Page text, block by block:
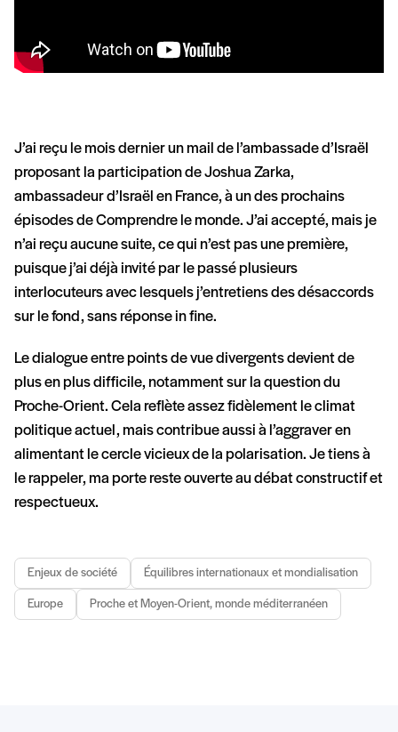
J’ai reçu le mois dernier un mail de l’ambassade d’Israël
proposant la participation de Joshua Zarka,
ambassadeur d’Israël en France, à un des prochains
épisodes de Comprendre le monde. J’ai accepté, mais je
n’ai reçu aucune suite, ce qui n’est pas une première,
puisque j’ai déjà invité par le passé plusieurs
interlocuteurs avec lesquels j’entretiens des désaccords
sur le fond, sans réponse in fine.
Le dialogue entre points de vue divergents devient de
plus en plus difficile, notamment sur la question du
Proche-Orient. Cela reflète assez fidèlement le climat
politique actuel, mais contribue aussi à l’aggraver en
alimentant le cercle vicieux de la polarisation. Je tiens à
le rappeler, ma porte reste ouverte au débat constructif et
respectueux.
Enjeux de société Équilibres internationaux et mondialisation
Europe Proche et Moyen-Orient, monde méditerranéen